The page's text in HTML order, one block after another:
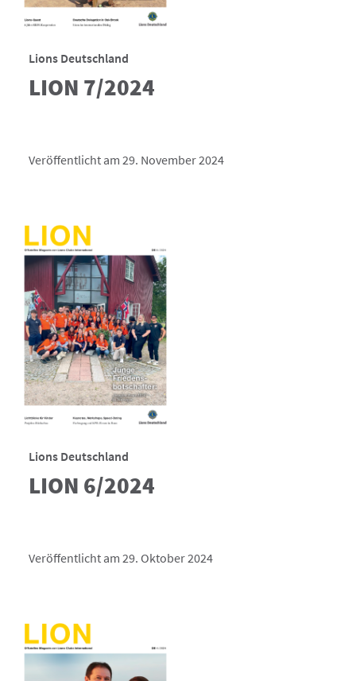
Lions Deutschland
LION 7/2024
Veröffentlicht am 29. November 2024
Lions Deutschland
LION 6/2024
Veröffentlicht am 29. Oktober 2024